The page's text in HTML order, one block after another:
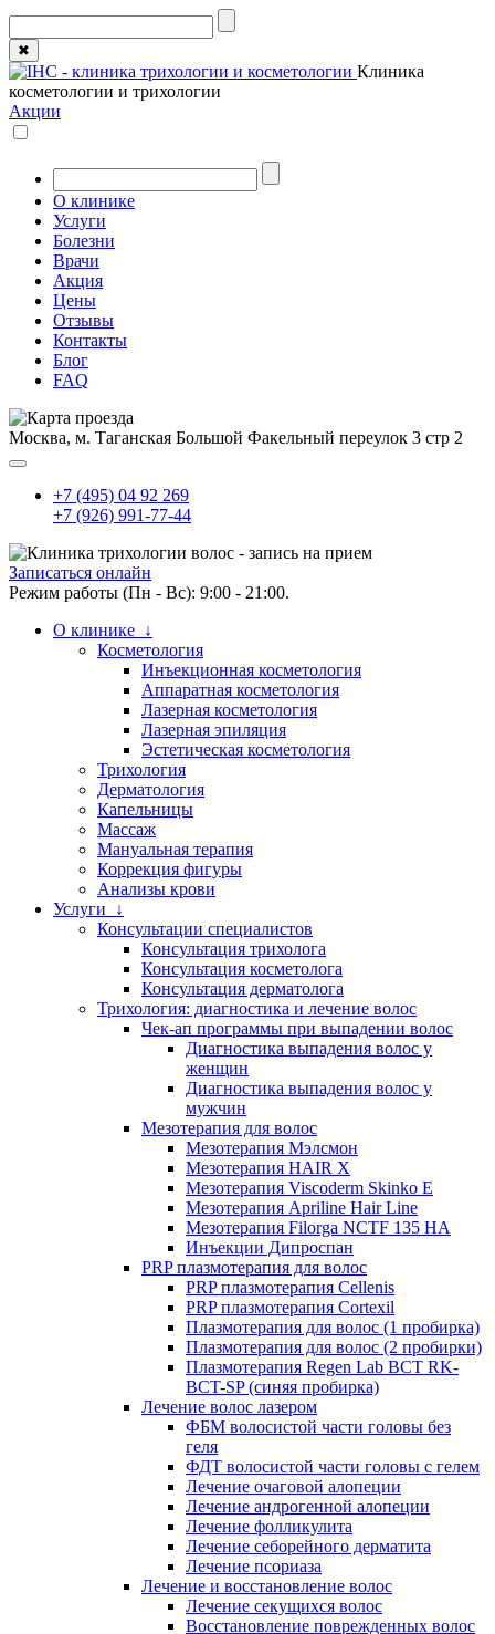
✖
Клиника
косметологии и трихологии
Акции
О клинике
Услуги
Болезни
Врачи
Акция
Цены
Отзывы
Контакты
Блог
FAQ
Москва, м. Таганская Большой Факельный переулок 3 стр 2
+7 (495) 04 92 269
+7 (926) 991-77-44
Записаться онлайн
Режим работы (Пн - Вс): 9:00 - 21:00.
О клинике ↓
Косметология
Инъекционная косметология
Аппаратная косметология
Лазерная косметология
Лазерная эпиляция
Эстетическая косметология
Трихология
Дерматология
Капельницы
Массаж
Мануальная терапия
Коррекция фигуры
Анализы крови
Услуги ↓
Консультации специалистов
Консультация трихолога
Консультация косметолога
Консультация дерматолога
Трихология: диагностика и лечение волос
Чек-ап программы при выпадении волос
Диагностика выпадения волос у
женщин
Диагностика выпадения волос у
мужчин
Мезотерапия для волос
Мезотерапия Мэлсмон
Мезотерапия HAIR X
Мезотерапия Viscoderm Skinko E
Мезотерапия Apriline Hair Line
Мезотерапия Filorga NCTF 135 HA
Инъекции Дипроспан
PRP плазмотерапия для волос
PRP плазмотерапия Cellenis
PRP плазмотерапия Cortexil
Плазмотерапия для волос (1 пробирка)
Плазмотерапия для волос (2 пробирки)
Плазмотерапия Regen Lab BCT RK-
BCT-SP (синяя пробирка)
Лечение волос лазером
ФБМ волосистой части головы без
геля
ФДТ волосистой части головы с гелем
Лечение очаговой алопеции
Лечение андрогенной алопеции
Лечение фолликулита
Лечение себорейного дерматита
Лечение псориаза
Лечение и восстановление волос
Лечение секущихся волос
Восстановление поврежденных волос